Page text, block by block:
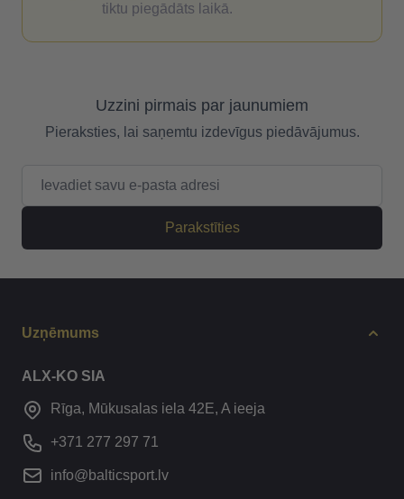
tiktu piegādāts laikā.
Uzzini pirmais par jaunumiem
Pieraksties, lai saņemtu izdevīgus piedāvājumus.
Parakstīties
Uzņēmums
ALX-KO SIA
Rīga, Mūkusalas iela 42E, A ieeja
+371 277 297 71
info@balticsport.lv